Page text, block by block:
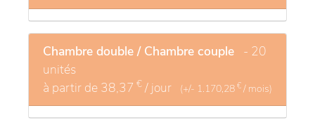
Chambre double / Chambre couple - 20
unités
à partir de 38,37 € / jour (+/- 1.170,28 € / mois)